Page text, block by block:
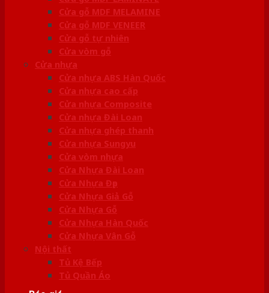
Cửa gỗ MDF MELAMINE
Cửa gỗ MDF VENEER
Cửa gỗ tự nhiên
Cửa vòm gỗ
Cửa nhựa
Cửa nhựa ABS Hàn Quốc
Cửa nhựa cao cấp
Cửa nhựa Composite
Cửa nhựa Đài Loan
Cửa nhựa ghép thanh
Cửa nhựa Sungyu
Cửa vòm nhựa
Cửa Nhựa Đài Loan
Cửa Nhựa Đẹp
Cửa Nhựa Giả Gỗ
Cửa Nhựa Gỗ
Cửa Nhựa Hàn Quốc
Cửa Nhựa Vân Gỗ
Nội thất
Tủ Kệ Bếp
Tủ Quần Áo